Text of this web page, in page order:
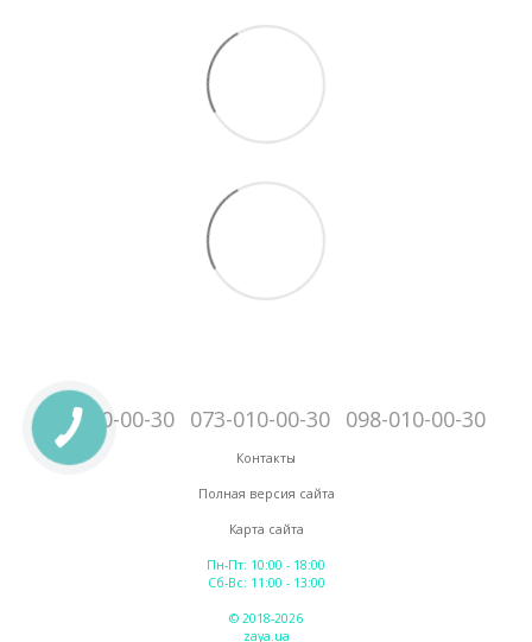
095-010-00-30 073-010-00-30 098-010-00-30
Контакты
Полная версия сайта
Карта сайта
Пн-Пт: 10:00 - 18:00
Сб-Вс: 11:00 - 13:00
© 2018-2026
zaya.ua